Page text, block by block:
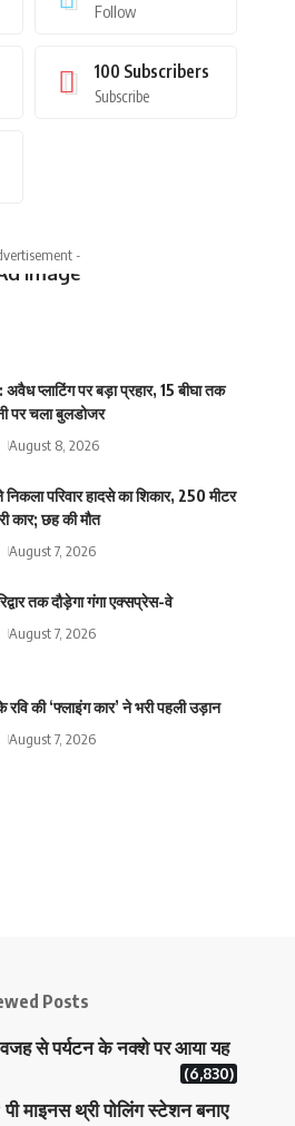
Follow
100 Subscribers
Subscribe
-
प्लाटिंग पर बड़ा प्रहार, 15 बीघा तक
पर चला बुलडोजर
August 8, 2026
निकला परिवार हादसे का शिकार, 250 मीटर
कार; छह की मौत
August 7, 2026
तक दौड़ेगा गंगा एक्सप्रेस-वे
August 7, 2026
रवि की ‘फ्लाइंग कार’ ने भरी पहली उड़ान
August 7, 2026
Posts
से पर्यटन के नक्‍शे पर आया यह
(6,830)
पी माइनस थ्री पोलिंग स्टेशन बनाए